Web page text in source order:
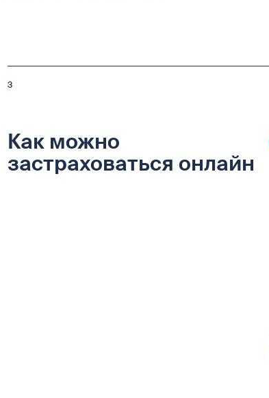
3
Как можно
застраховаться онлайн